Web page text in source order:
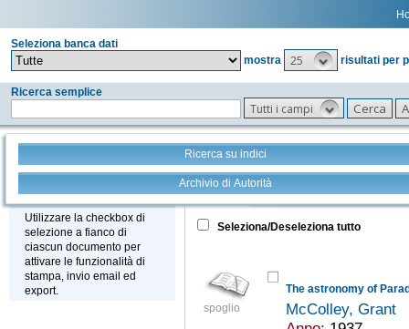
Seleziona banca dati
mostra
25 risultati per
Ricerca semplice
Tutti i campi
Ricerca su indici
Archivio di Autorità
Stampa - Email - Export
Utilizzare la checkbox di
selezione a fianco di
ciascun documento per
attivare le funzionalità di
stampa, invio email ed
export.
Tutto +
Seleziona/Deseleziona tutto
spoglio
The astronomy of
McColley, Grant